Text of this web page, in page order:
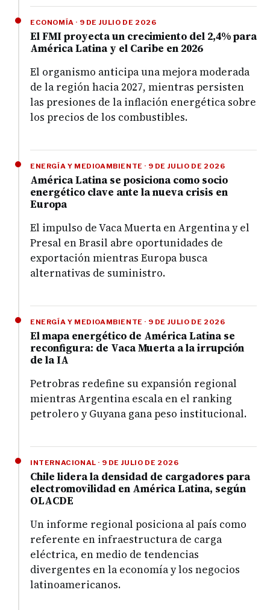
ECONOMÍA · 9 DE JULIO DE 2026
El FMI proyecta un crecimiento del 2,4% para
América Latina y el Caribe en 2026
El organismo anticipa una mejora moderada
de la región hacia 2027, mientras persisten
las presiones de la inflación energética sobre
los precios de los combustibles.
ENERGÍA Y MEDIOAMBIENTE · 9 DE JULIO DE 2026
América Latina se posiciona como socio
energético clave ante la nueva crisis en
Europa
El impulso de Vaca Muerta en Argentina y el
Presal en Brasil abre oportunidades de
exportación mientras Europa busca
alternativas de suministro.
ENERGÍA Y MEDIOAMBIENTE · 9 DE JULIO DE 2026
El mapa energético de América Latina se
reconfigura: de Vaca Muerta a la irrupción
de la IA
Petrobras redefine su expansión regional
mientras Argentina escala en el ranking
petrolero y Guyana gana peso institucional.
INTERNACIONAL · 9 DE JULIO DE 2026
Chile lidera la densidad de cargadores para
electromovilidad en América Latina, según
OLACDE
Un informe regional posiciona al país como
referente en infraestructura de carga
eléctrica, en medio de tendencias
divergentes en la economía y los negocios
latinoamericanos.